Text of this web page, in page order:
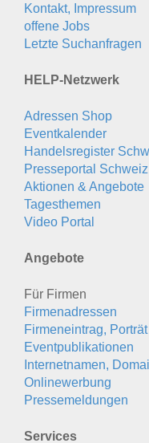
Kontakt, Impressum
offene Jobs
Letzte Suchanfragen
HELP-Netzwerk
Adressen Shop
Eventkalender
Handelsregister
Presseportal Schweiz
Aktionen & Angebote
Tagesthemen
Video Portal
Angebote
Für Firmen
Firmenadressen
Firmeneintrag, Porträt
Eventpublikationen
Internetnamen,
Onlinewerbung
Pressemeldungen
Services